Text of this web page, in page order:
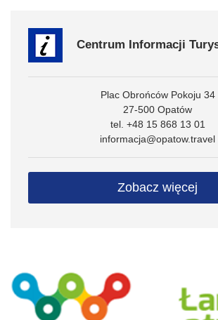
Centrum Informacji
Plac Obrońców Pokoju 34
27-500 Opatów
tel. +48 15 868 13 01
informacja@opatow.travel
Zobacz więcej